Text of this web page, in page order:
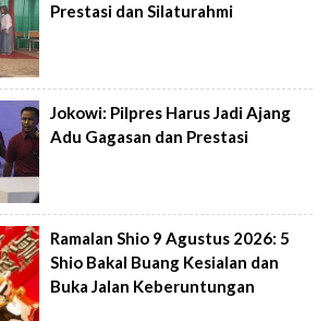
Prestasi dan Silaturahmi
Jokowi: Pilpres Harus Jadi Ajang
Adu Gagasan dan Prestasi
Ramalan Shio 9 Agustus 2026: 5
Shio Bakal Buang Kesialan dan
Buka Jalan Keberuntungan